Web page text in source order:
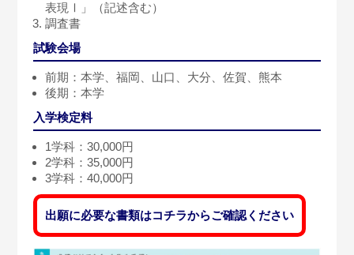
表現Ⅰ」（記述含む）
調査書
試験会場
前期：本学、福岡、山口、大分、佐賀、熊本
後期：本学
入学検定料
1学科：30,000円
2学科：35,000円
3学科：40,000円
出願に必要な書類はコチラからご確認ください